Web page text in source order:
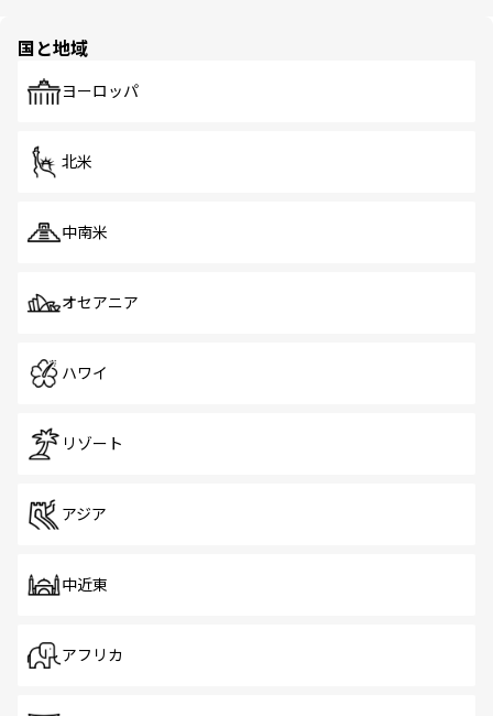
で、ホーカーズは地元の風情を楽しめる外せないスポット
国と地域
ヨーロッパ
北米
中南米
オセアニア
ハワイ
リゾート
アジア
中近東
アフリカ